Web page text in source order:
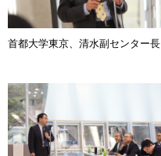
首都大学東京、清水副センター長